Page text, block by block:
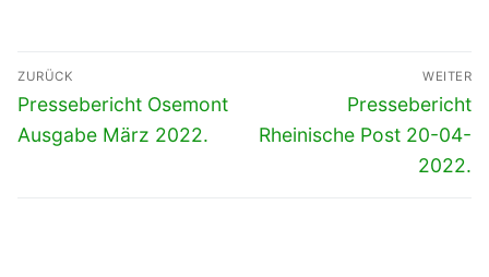
Beitragsnavigation
ZURÜCK
Vorheriger
Beitrag:
Pressebericht Osemont
Ausgabe März 2022.
WEITER
Nächster
Beitrag:
Pressebericht
Rheinische Post 20-04-
2022.